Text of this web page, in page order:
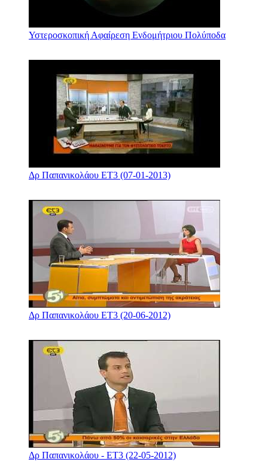
Υστεροσκοπική Αφαίρεση Ενδομήτριου Πολύποδα
Δρ Παπανικολάου ΕΤ3 (07-01-2013)
Δρ Παπανικολάου ΕΤ3 (20-06-2012)
Δρ Παπανικολάου - ΕΤ3 (22-05-2012)